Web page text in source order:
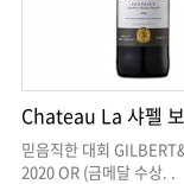
2020 OR (금메달 수상. .